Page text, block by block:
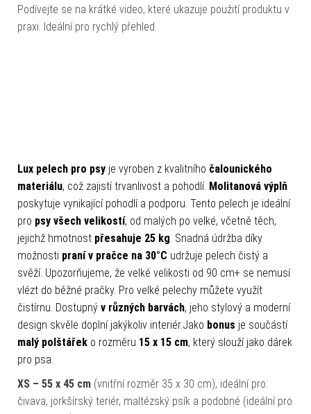
Podívejte se na krátké video, které ukazuje použití produktu v
praxi. Ideální pro rychlý přehled.
Lux pelech pro psy je vyroben z kvalitního čalounického
materiálu, což zajistí trvanlivost a pohodlí. Molitanová výplň
poskytuje vynikající pohodlí a podporu. Tento pelech je ideální
pro psy všech velikostí, od malých po velké, včetně těch,
jejichž hmotnost přesahuje 25 kg. Snadná údržba díky
možnosti praní v pračce na 30°C udržuje pelech čistý a
svěží. Upozorňujeme, že velké velikosti od 90 cm+ se nemusí
vlézt do běžné pračky. Pro velké pelechy můžete využít
čistírnu. Dostupný v různých barvách, jeho stylový a moderní
design skvěle doplní jakýkoliv interiér.Jako bonus je součástí
malý polštářek o rozměru 15 x 15 cm, který slouží jako dárek
pro psa.
XS – 55 x 45 cm (vnitřní rozměr 35 x 30 cm), ideální pro:
čivava, jorkšírský teriér, maltézský psík a podobné (ideální pro